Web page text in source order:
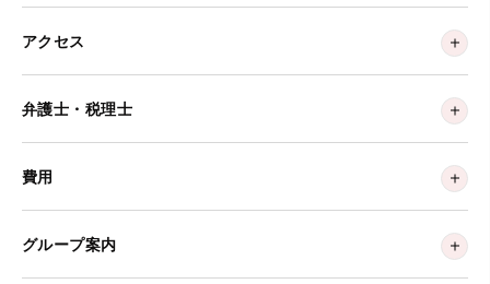
アクセス
弁護士・税理士
費用
グループ案内